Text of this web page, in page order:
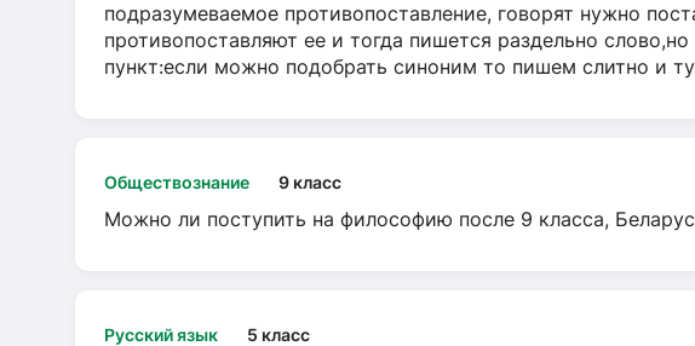
подразумеваемое противопоставление, говорят нужно
противопоставляют ее и тогда пишется раздельно
пункт:если можно подобрать синоним то пишем слитно и
Обществознание 9 класс
Можно ли поступить на философию после 9 класса,
Русский язык 5 класс